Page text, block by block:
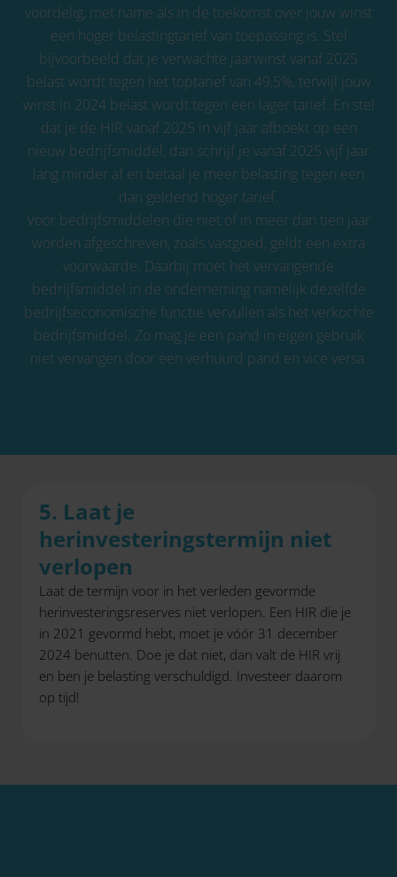
voordelig, met name als in de toekomst over jouw winst
een hoger belastingtarief van toepassing is. Stel
bijvoorbeeld dat je verwachte jaarwinst vanaf 2025
belast wordt tegen het toptarief van 49,5%, terwijl jouw
winst in 2024 belast wordt tegen een lager tarief. En stel
dat je de HIR vanaf 2025 in vijf jaar afboekt op een
nieuw bedrijfsmiddel, dan schrijf je vanaf 2025 vijf jaar
lang minder af en betaal je meer belasting tegen een
dan geldend hoger tarief.
Voor bedrijfsmiddelen die niet of in meer dan tien jaar
worden afgeschreven, zoals vastgoed, geldt een extra
voorwaarde. Daarbij moet het vervangende
bedrijfsmiddel in de onderneming namelijk dezelfde
bedrijfseconomische functie vervullen als het verkochte
bedrijfsmiddel. Zo mag je een pand in eigen gebruik
niet vervangen door een verhuurd pand en vice versa.
5. Laat je
herinvesteringstermijn niet
verlopen
Laat de termijn voor in het verleden gevormde
herinvesteringsreserves niet verlopen. Een HIR die je
in 2021 gevormd hebt, moet je vóór 31 december
2024 benutten. Doe je dat niet, dan valt de HIR vrij
en ben je belasting verschuldigd. Investeer daarom
op tijd!